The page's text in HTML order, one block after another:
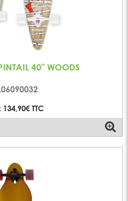
40" WOODS
134,90€ TTC